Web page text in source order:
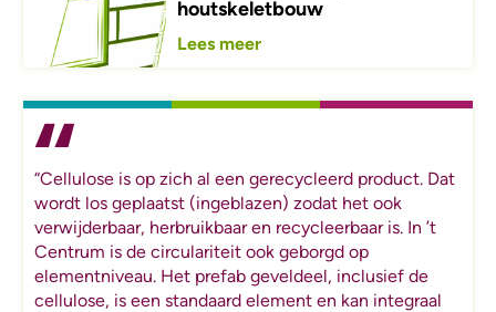
houtskeletbouw
Lees meer
“Cellulose is op zich al een gerecycleerd product. Dat
wordt los geplaatst (ingeblazen) zodat het ook
verwijderbaar, herbruikbaar en recycleerbaar is. In ’t
Centrum is de circulariteit ook geborgd op
elementniveau. Het prefab geveldeel, inclusief de
cellulose, is een standaard element en kan integraal